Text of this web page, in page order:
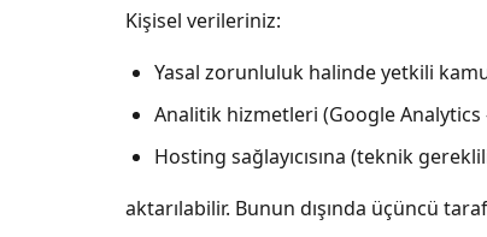
Kişisel verileriniz:
Yasal zorunluluk halinde yetkili
Analitik hizmetleri (Google
Hosting sağlayıcısına (teknik
aktarılabilir. Bunun dışında üçüncü